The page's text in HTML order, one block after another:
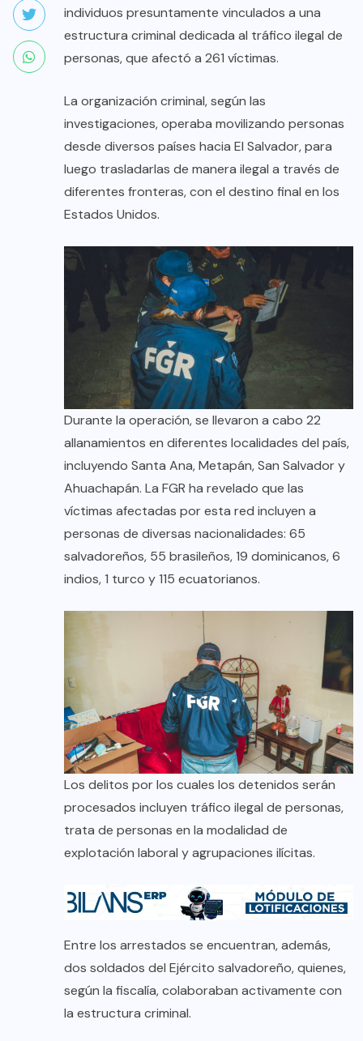
individuos presuntamente vinculados a una
estructura criminal dedicada al tráfico ilegal de
personas, que afectó a 261 víctimas.
La organización criminal, según las
investigaciones, operaba movilizando personas
desde diversos países hacia El Salvador, para
luego trasladarlas de manera ilegal a través de
diferentes fronteras, con el destino final en los
Estados Unidos.
Durante la operación, se llevaron a cabo 22
allanamientos en diferentes localidades del país,
incluyendo Santa Ana, Metapán, San Salvador y
Ahuachapán. La FGR ha revelado que las
víctimas afectadas por esta red incluyen a
personas de diversas nacionalidades: 65
salvadoreños, 55 brasileños, 19 dominicanos, 6
indios, 1 turco y 115 ecuatorianos.
Los delitos por los cuales los detenidos serán
procesados incluyen tráfico ilegal de personas,
trata de personas en la modalidad de
explotación laboral y agrupaciones ilícitas.
Entre los arrestados se encuentran, además,
dos soldados del Ejército salvadoreño, quienes,
según la fiscalía, colaboraban activamente con
la estructura criminal.